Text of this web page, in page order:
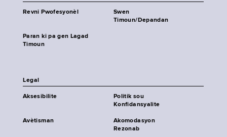
Revni Pwofesyonèl
Swen
Timoun/Depandan
Paran ki pa gen Lagad
Timoun
Legal
Aksesibilite
Politik sou
Konfidansyalite
Avètisman
Akomodasyon
Rezonab